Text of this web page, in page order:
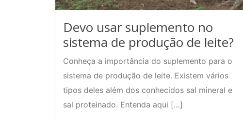
Devo usar suplemento no
sistema de produção de leite?
Conheça a importância do suplemento para o
sistema de produção de leite. Existem vários
tipos deles além dos conhecidos sal mineral e
sal proteinado. Entenda aqui […]